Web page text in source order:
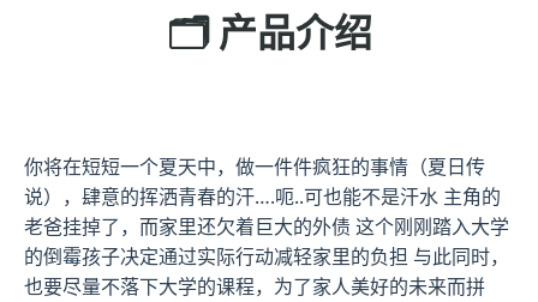
🗂️ 产品介绍
你将在短短一个夏天中，做一件件疯狂的事情（夏日传
说），肆意的挥洒青春的汗….呃..可也能不是汗水 主角的
老爸挂掉了，而家里还欠着巨大的外债 这个刚刚踏入大学
的倒霉孩子决定通过实际行动减轻家里的负担 与此同时，
也要尽量不落下大学的课程，为了家人美好的未来而拼